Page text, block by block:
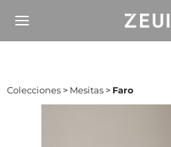
Colecciones > Mesitas > Faro